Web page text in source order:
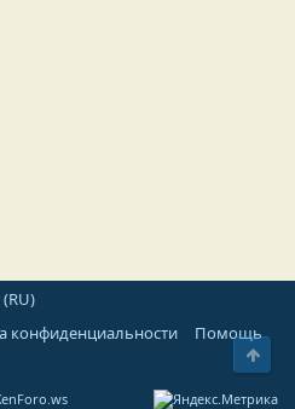
конфиденциальности Помощь